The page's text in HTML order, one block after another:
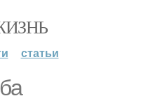
статьи